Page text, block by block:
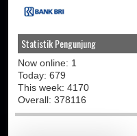
Statistik Pengunjung
Now online: 1
Today: 679
This week: 4170
Overall: 378116